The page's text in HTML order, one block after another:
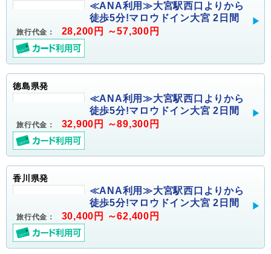
≪ANA利用≫大宮駅西口よりから
徒歩5分!マロウドイン大宮 2日間
旅行代金： 28,200円 ～57,300円
徳島県発
≪ANA利用≫大宮駅西口よりから
徒歩5分!マロウドイン大宮 2日間
旅行代金： 32,900円 ～89,300円
香川県発
≪ANA利用≫大宮駅西口よりから
徒歩5分!マロウドイン大宮 2日間
旅行代金： 30,400円 ～62,400円